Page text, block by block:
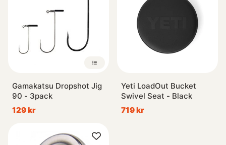
Gamakatsu Dropshot Jig
90 - 3pack
129 kr
Yeti LoadOut Bucket
Swivel Seat - Black
719 kr